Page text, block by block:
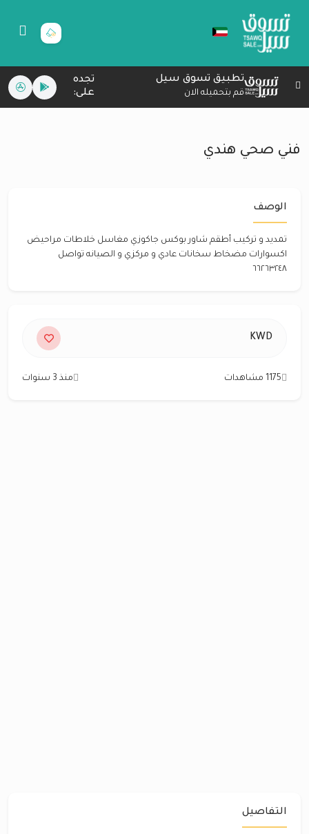
تطبيق تسوق سيل
قم بتحميله الان
تجده
على:
فني صحي هندي
الوصف
تمديد و تركيب أطقم شاور بوكس جاكوزي مغاسل خلاطات مراحيض
اكسوارات مضخاط سخانات عادي و مركزي و الصيانه تواصل
٦٦٢٦٣٢٤٨
KWD
1175 مشاهدات منذ 3 سنوات
التفاصيل